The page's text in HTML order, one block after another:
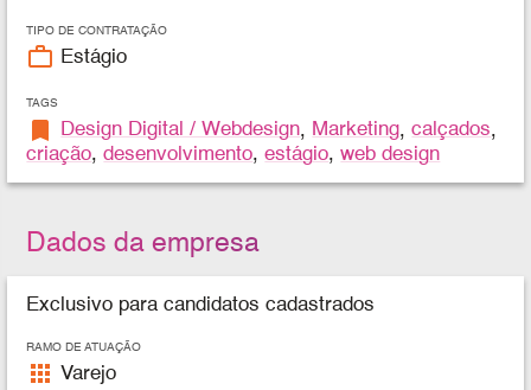
TIPO DE CONTRATAÇÃO
work_outline Estágio
TAGS
bookmark Design Digital / Webdesign, Marketing,calçados,
criação,desenvolvimento,estágio,web design
Dados da empresa
Exclusivo para candidatos cadastrados
RAMO DE ATUAÇÃO
apps Varejo